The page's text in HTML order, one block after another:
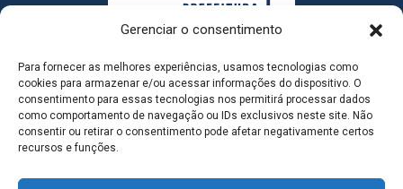
Gerenciar o consentimento
Para fornecer as melhores experiências, usamos tecnologias como
cookies para armazenar e/ou acessar informações do dispositivo. O
consentimento para essas tecnologias nos permitirá processar dados
como comportamento de navegação ou IDs exclusivos neste site. Não
consentir ou retirar o consentimento pode afetar negativamente certos
recursos e funções.
MAPA DO SITE